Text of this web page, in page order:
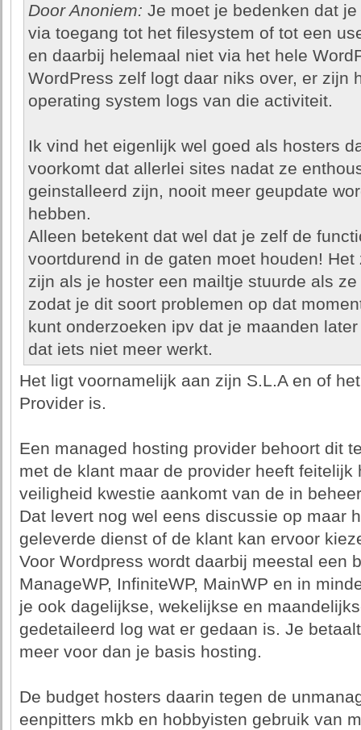
Door Anoniem: Je moet je bedenken dat
via toegang tot het filesystem of tot een
en daarbij helemaal niet via het hele
WordPress zelf logt daar niks over, er zijn
operating system logs van die activiteit.
Ik vind het eigenlijk wel goed als hosters
voorkomt dat allerlei sites nadat ze
geinstalleerd zijn, nooit meer geupdate
hebben.
Alleen betekent dat wel dat je zelf de
voortdurend in de gaten moet houden! Het
zijn als je hoster een mailtje stuurde als
zodat je dit soort problemen op dat
kunt onderzoeken ipv dat je maanden
dat iets niet meer werkt.
Het ligt voornamelijk aan zijn S.L.A en of
Provider is.
Een managed hosting provider behoort dit
met de klant maar de provider heeft
veiligheid kwestie aankomt van de in
Dat levert nog wel eens discussie op maar
geleverde dienst of de klant kan ervoor
Voor Wordpress wordt daarbij meestal een
ManageWP, InfiniteWP, MainWP en in
je ook dagelijkse, wekelijkse en
gedetaileerd log wat er gedaan is. Je
meer voor dan je basis hosting.
De budget hosters daarin tegen de
eenpitters mkb en hobbyisten gebruik van